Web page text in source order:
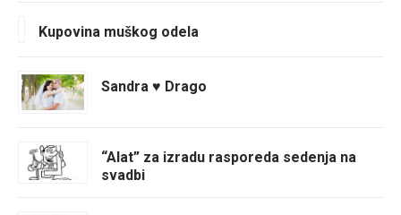
Kupovina muškog odela
Sandra ♥ Drago
“Alat” za izradu rasporeda sedenja na
svadbi